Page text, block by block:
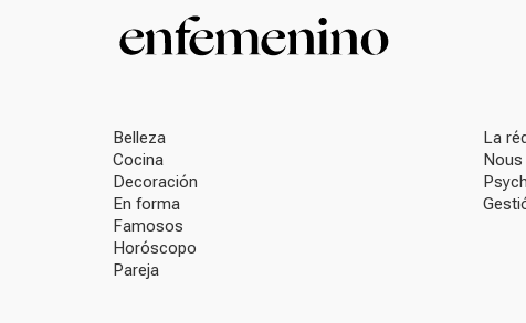
Belleza
Cocina
Decoración
En forma
Famosos
Horóscopo
Pareja
La